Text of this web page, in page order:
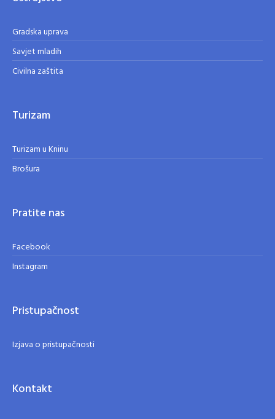
Gradska uprava
Savjet mladih
Civilna zaštita
Turizam
Turizam u Kninu
Brošura
Pratite nas
Facebook
Instagram
Pristupačnost
Izjava o pristupačnosti
Kontakt